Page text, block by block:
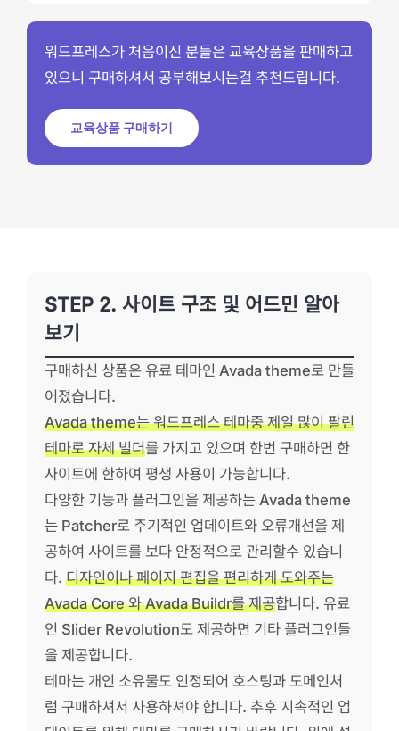
워드프레스가 처음이신 분들은 교육상품을 판매하고
있으니 구매하셔서 공부해보시는걸 추천드립니다.
교육상품 구매하기
STEP 2. 사이트 구조 및 어드민 알아
보기
구매하신 상품은 유료 테마인 Avada theme로 만들
어졌습니다.
Avada theme는 워드프레스 테마중 제일 많이 팔린
테마로 자체 빌더를 가지고 있으며 한번 구매하면 한
사이트에 한하여 평생 사용이 가능합니다.
다양한 기능과 플러그인을 제공하는 Avada theme
는 Patcher로 주기적인 업데이트와 오류개선을 제
공하여 사이트를 보다 안정적으로 관리할수 있습니
다. 디자인이나 페이지 편집을 편리하게 도와주는
Avada Core 와 Avada Buildr를 제공합니다. 유료
인 Slider Revolution도 제공하면 기타 플러그인들
을 제공합니다.
테마는 개인 소유물도 인정되어 호스팅과 도메인처
럼 구매하셔서 사용하셔야 합니다. 추후 지속적인 업